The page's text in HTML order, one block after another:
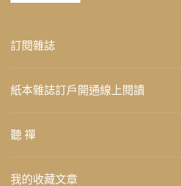
訂閱雜誌
紙本雜誌訂戶開通線上閱讀
聽 禪
我的收藏文章